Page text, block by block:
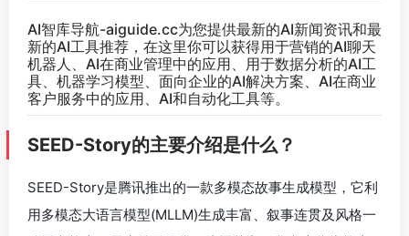
AI智库导航-aiguide.cc为您提供最新的AI新闻资讯和最
新的AI工具推荐，在这里你可以获得用于营销的AI聊天
机器人、AI在商业管理中的应用、用于数据分析的AI工
具、机器学习模型、面向企业的AI解决方案、AI在商业
客户服务中的应用、AI和自动化工具等。
SEED-Story的主要介绍是什么？
SEED-Story是腾讯推出的一款多模态故事生成模型，它利
用多模态大语言模型(MLLM)生成丰富、叙事连贯及风格一